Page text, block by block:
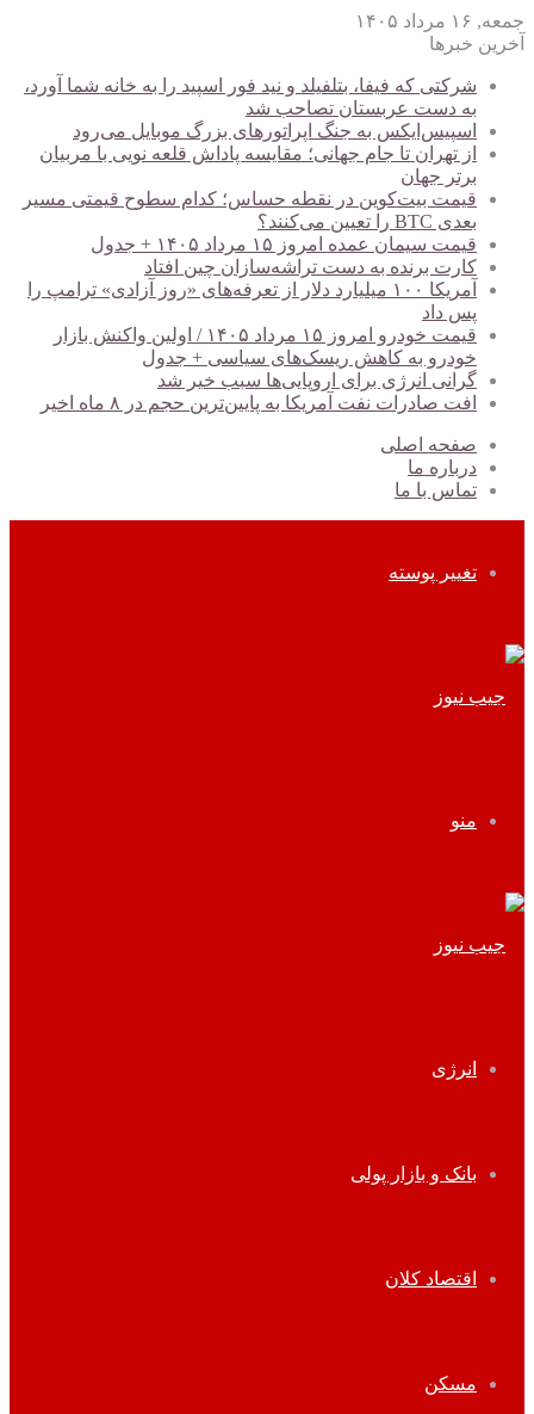
جمعه, ۱۶ مرداد ۱۴۰۵
آخرین خبرها
شرکتی که فیفا، بتلفیلد و نید فور اسپید را به خانه شما آورد،
به دست عربستان تصاحب شد
اسپیس‌ایکس به جنگ اپراتورهای بزرگ موبایل می‌رود
از تهران تا جام جهانی؛ مقایسه پاداش قلعه نویی با مربیان
برتر جهان
قیمت بیت‌کوین در نقطه حساس؛ کدام سطوح قیمتی مسیر
بعدی BTC را تعیین می‌کنند؟
قیمت سیمان عمده امروز ۱۵ مرداد ۱۴۰۵ + جدول
کارت برنده به دست تراشه‌سازان چین افتاد
آمریکا ۱۰۰ میلیارد دلار از تعرفه‌های «روز آزادی» ترامپ را
پس داد
قیمت خودرو امروز ۱۵ مرداد ۱۴۰۵ / اولین واکنش بازار
خودرو به کاهش ریسک‌های سیاسی + جدول
گرانی انرژی برای اروپایی‌ها سبب خیر شد
افت صادرات نفت آمریکا به پایین‌ترین حجم در ۸ ماه اخیر
صفحه اصلی
درباره ما
تماس با ما
تغییر پوسته
منو
انرژی
بانک و بازار پولی
اقتصاد کلان
مسکن